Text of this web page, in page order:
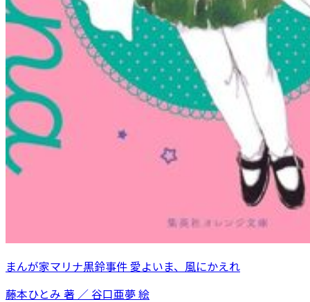
まんが家マリナ黒鈴事件 愛よいま、風にかえれ
藤本ひとみ 著 ／ 谷口亜夢 絵